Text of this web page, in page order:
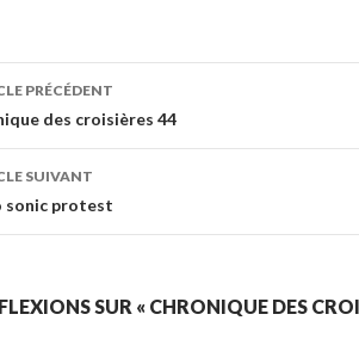
PRÉCÉDENT
des croisières 44
SUIVANT
sonic protest
SUR « CHRONIQUE DES